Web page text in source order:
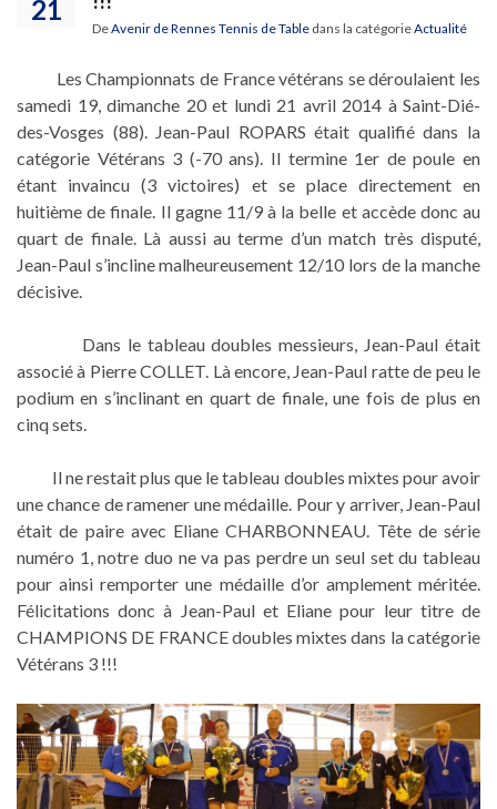
21
DeAvenir de Rennes Tennis de Table dans la catégorieActualité
Les Championnats de France vétérans se déroulaient les
samedi 19, dimanche 20 et lundi 21 avril 2014 à Saint-Dié-
des-Vosges (88). Jean-Paul ROPARS était qualifié dans la
catégorie Vétérans 3 (-70 ans). Il termine 1er de poule en
étant invaincu (3 victoires) et se place directement en
huitième de finale. Il gagne 11/9 à la belle et accède donc au
quart de finale. Là aussi au terme d’un match très disputé,
Jean-Paul s’incline malheureusement 12/10 lors de la manche
décisive.
Dans le tableau doubles messieurs, Jean-Paul était
associé à Pierre COLLET. Là encore, Jean-Paul ratte de peu le
podium en s’inclinant en quart de finale, une fois de plus en
cinq sets.
Il ne restait plus que le tableau doubles mixtes pour avoir
une chance de ramener une médaille. Pour y arriver, Jean-Paul
était de paire avec Eliane CHARBONNEAU. Tête de série
numéro 1, notre duo ne va pas perdre un seul set du tableau
pour ainsi remporter une médaille d’or amplement méritée.
Félicitations donc à Jean-Paul et Eliane pour leur titre de
CHAMPIONS DE FRANCE doubles mixtes dans la catégorie
Vétérans 3 !!!